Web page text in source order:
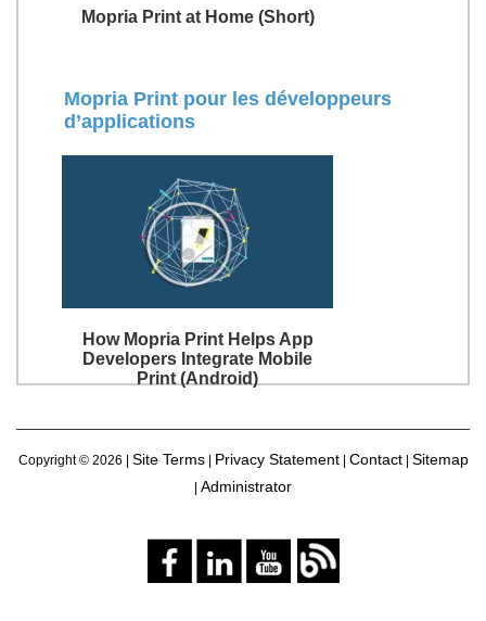
Mopria Print at Home (Short)
Mopria Print pour les développeurs
d’applications
How Mopria Print Helps App
Developers Integrate Mobile
Print (Android)
Copyright © 2026 | Site Terms| Privacy Statement| Contact| Sitemap
Administrator